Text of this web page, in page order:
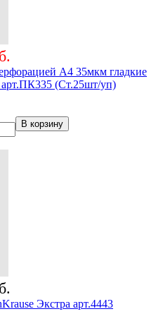
А4 35мкм гладкие
(Ст.25шт/уп)
В корзину
Экстра арт.4443